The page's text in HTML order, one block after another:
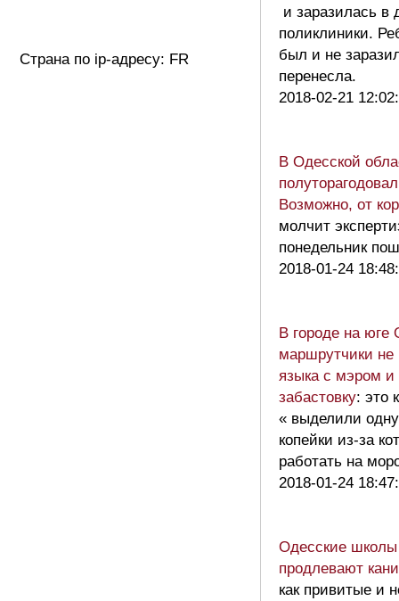
Страна по ip-адресу: FR
и заразилась в
поликлиники.
был и не
перенесла.
2018-02-21
В Одесской
Возможно, от
молчит
понедельник
2018-01-24
В городе на юге
маршрутчики
языка с мэром и
забастовку: это
« выделили
копейки из-за
работать на
2018-01-24
Одесские
продлевают
как привитые и